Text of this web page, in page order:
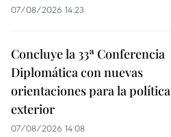
07/08/2026 14:23
Concluye la 33ª Conferencia
Diplomática con nuevas
orientaciones para la política
exterior
07/08/2026 14:08